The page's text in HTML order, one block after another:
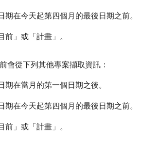
期在今天起第四個月的最後日期之前。
前」或「計畫」。
會從下列其他專案擷取資訊：
期在當月的第一個日期之後。
期在今天起第四個月的最後日期之前。
前」或「計畫」。